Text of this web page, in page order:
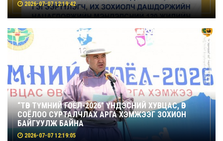
2026-07-07 12:19:42
“ТӨВ ТҮМНИЙ ГОЁЛ-2026” ҮНДЭСНИЙ ХУВЦАС, ӨВ
СОЁЛОО СУРТАЛЧЛАХ АРГА ХЭМЖЭЭГ ЗОХИОН
БАЙГУУЛЖ БАЙНА
2026-07-07 12:19:05